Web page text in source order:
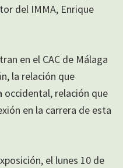
del IMMA, Enrique
en el CAC de Málaga
la relación que
relación que
en la carrera de esta
el lunes 10 de